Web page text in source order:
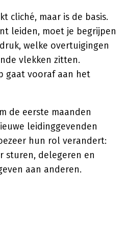
cliché, maar is de basis.
leiden, moet je begrijpen
welke overtuigingen
vlekken zitten.
gaat vooraf aan het
de eerste maanden
leidinggevenden
hun rol verandert:
sturen, delegeren en
aan anderen.